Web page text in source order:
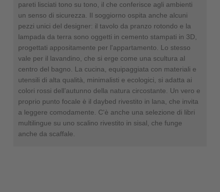
pareti lisciati tono su tono, il che conferisce agli ambienti
un senso di sicurezza. Il soggiorno ospita anche alcuni
pezzi unici del designer: il tavolo da pranzo rotondo e la
lampada da terra sono oggetti in cemento stampati in 3D,
progettati appositamente per l'appartamento. Lo stesso
vale per il lavandino, che si erge come una scultura al
centro del bagno. La cucina, equipaggiata con materiali e
utensili di alta qualità, minimalisti e ecologici, si adatta ai
colori rossi dell’autunno della natura circostante. Un vero e
proprio punto focale è il daybed rivestito in lana, che invita
a leggere comodamente. C'è anche una selezione di libri
multilingue su uno scalino rivestito in sisal, che funge
anche da scaffale.